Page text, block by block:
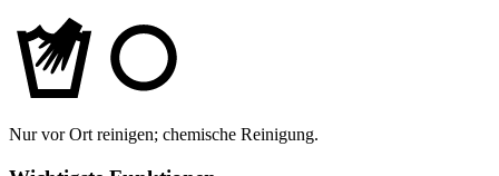
Nur vor Ort reinigen; chemische Reinigung.